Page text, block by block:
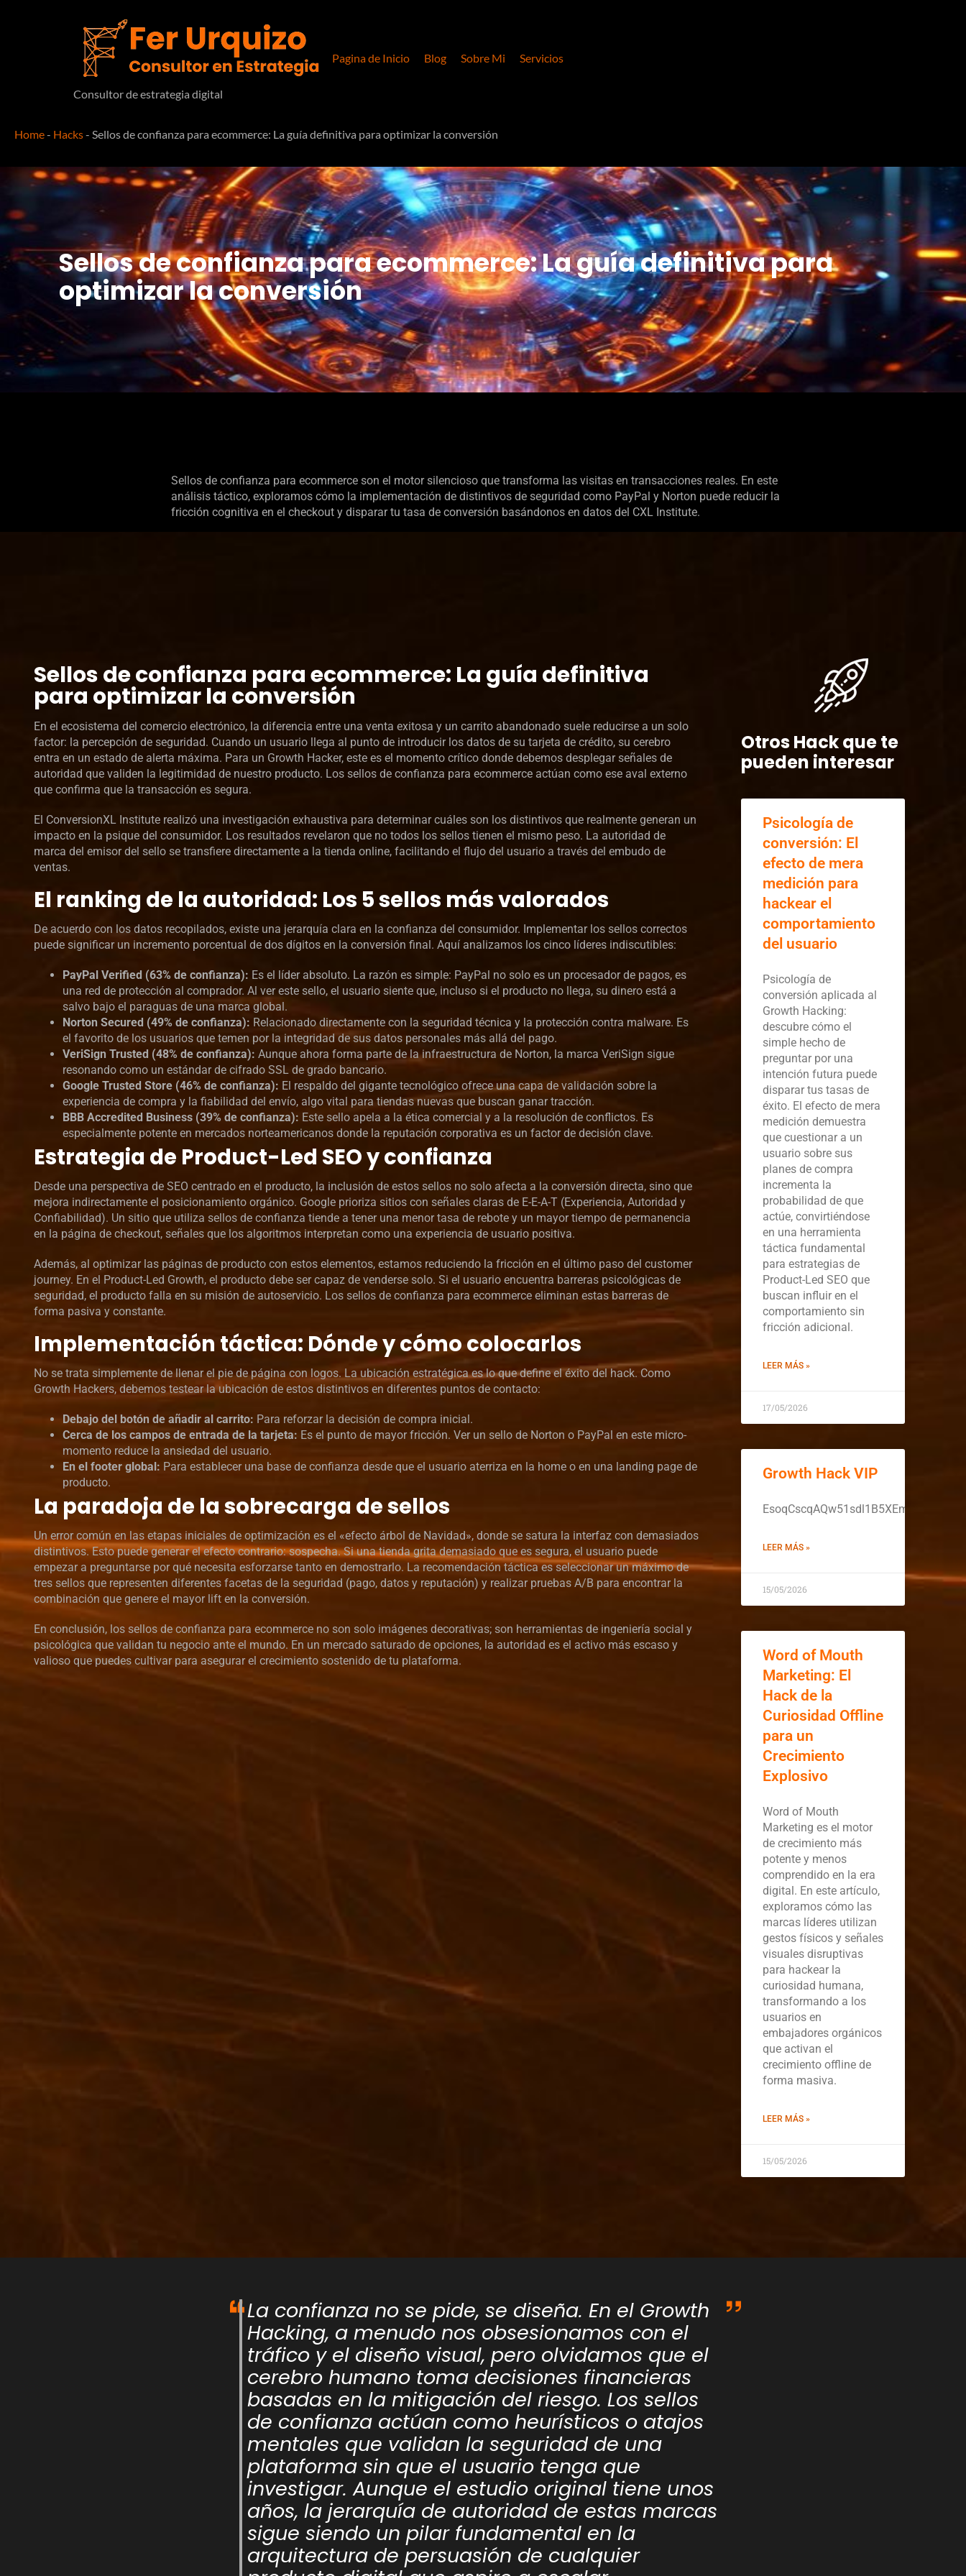
Consultor de estrategia digital
Pagina de Inicio Blog Sobre Mi Servicios
Home- Hacks- Sellos de confianza para ecommerce: La guía definitiva para optimizar la conversión
Sellos de confianza para ecommerce: La guía definitiva para
optimizar la conversión
Sellos de confianza para ecommerce son el motor silencioso que transforma las visitas en transacciones reales. En este
análisis táctico, exploramos cómo la implementación de distintivos de seguridad como PayPal y Norton puede reducir la
fricción cognitiva en el checkout y disparar tu tasa de conversión basándonos en datos del CXL Institute.
Sellos de confianza para ecommerce: La guía definitiva
para optimizar la conversión
En el ecosistema del comercio electrónico, la diferencia entre una venta exitosa y un carrito abandonado suele reducirse a un solo
factor: la percepción de seguridad. Cuando un usuario llega al punto de introducir los datos de su tarjeta de crédito, su cerebro
entra en un estado de alerta máxima. Para un Growth Hacker, este es el momento crítico donde debemos desplegar señales de
autoridad que validen la legitimidad de nuestro producto. Los sellos de confianza para ecommerce actúan como ese aval externo
que confirma que la transacción es segura.
El ConversionXL Institute realizó una investigación exhaustiva para determinar cuáles son los distintivos que realmente generan un
impacto en la psique del consumidor. Los resultados revelaron que no todos los sellos tienen el mismo peso. La autoridad de
marca del emisor del sello se transfiere directamente a la tienda online, facilitando el flujo del usuario a través del embudo de
ventas.
El ranking de la autoridad: Los 5 sellos más valorados
De acuerdo con los datos recopilados, existe una jerarquía clara en la confianza del consumidor. Implementar los sellos correctos
puede significar un incremento porcentual de dos dígitos en la conversión final. Aquí analizamos los cinco líderes indiscutibles:
PayPal Verified (63% de confianza): Es el líder absoluto. La razón es simple: PayPal no solo es un procesador de pagos, es
una red de protección al comprador. Al ver este sello, el usuario siente que, incluso si el producto no llega, su dinero está a
salvo bajo el paraguas de una marca global.
Norton Secured (49% de confianza): Relacionado directamente con la seguridad técnica y la protección contra malware. Es
el favorito de los usuarios que temen por la integridad de sus datos personales más allá del pago.
VeriSign Trusted (48% de confianza): Aunque ahora forma parte de la infraestructura de Norton, la marca VeriSign sigue
resonando como un estándar de cifrado SSL de grado bancario.
Google Trusted Store (46% de confianza): El respaldo del gigante tecnológico ofrece una capa de validación sobre la
experiencia de compra y la fiabilidad del envío, algo vital para tiendas nuevas que buscan ganar tracción.
BBB Accredited Business (39% de confianza): Este sello apela a la ética comercial y a la resolución de conflictos. Es
especialmente potente en mercados norteamericanos donde la reputación corporativa es un factor de decisión clave.
Estrategia de Product-Led SEO y confianza
Desde una perspectiva de SEO centrado en el producto, la inclusión de estos sellos no solo afecta a la conversión directa, sino que
mejora indirectamente el posicionamiento orgánico. Google prioriza sitios con señales claras de E-E-A-T (Experiencia, Autoridad y
Confiabilidad). Un sitio que utiliza sellos de confianza tiende a tener una menor tasa de rebote y un mayor tiempo de permanencia
en la página de checkout, señales que los algoritmos interpretan como una experiencia de usuario positiva.
Además, al optimizar las páginas de producto con estos elementos, estamos reduciendo la fricción en el último paso del customer
journey. En el Product-Led Growth, el producto debe ser capaz de venderse solo. Si el usuario encuentra barreras psicológicas de
seguridad, el producto falla en su misión de autoservicio. Los sellos de confianza para ecommerce eliminan estas barreras de
forma pasiva y constante.
Implementación táctica: Dónde y cómo colocarlos
No se trata simplemente de llenar el pie de página con logos. La ubicación estratégica es lo que define el éxito del hack. Como
Growth Hackers, debemos testear la ubicación de estos distintivos en diferentes puntos de contacto:
Debajo del botón de añadir al carrito: Para reforzar la decisión de compra inicial.
Cerca de los campos de entrada de la tarjeta: Es el punto de mayor fricción. Ver un sello de Norton o PayPal en este micro-
momento reduce la ansiedad del usuario.
En el footer global: Para establecer una base de confianza desde que el usuario aterriza en la home o en una landing page de
producto.
La paradoja de la sobrecarga de sellos
Un error común en las etapas iniciales de optimización es el «efecto árbol de Navidad», donde se satura la interfaz con demasiados
distintivos. Esto puede generar el efecto contrario: sospecha. Si una tienda grita demasiado que es segura, el usuario puede
empezar a preguntarse por qué necesita esforzarse tanto en demostrarlo. La recomendación táctica es seleccionar un máximo de
tres sellos que representen diferentes facetas de la seguridad (pago, datos y reputación) y realizar pruebas A/B para encontrar la
combinación que genere el mayor lift en la conversión.
En conclusión, los sellos de confianza para ecommerce no son solo imágenes decorativas; son herramientas de ingeniería social y
psicológica que validan tu negocio ante el mundo. En un mercado saturado de opciones, la autoridad es el activo más escaso y
valioso que puedes cultivar para asegurar el crecimiento sostenido de tu plataforma.
Otros Hack que te
pueden interesar
Psicología de
conversión: El
efecto de mera
medición para
hackear el
comportamiento
del usuario
Psicología de
conversión aplicada al
Growth Hacking:
descubre cómo el
simple hecho de
preguntar por una
intención futura puede
disparar tus tasas de
éxito. El efecto de mera
medición demuestra
que cuestionar a un
usuario sobre sus
planes de compra
incrementa la
probabilidad de que
actúe, convirtiéndose
en una herramienta
táctica fundamental
para estrategias de
Product-Led SEO que
buscan influir en el
comportamiento sin
fricción adicional.
LEER MÁS »
17/05/2026
Growth Hack VIP
LEER MÁS »
15/05/2026
Word of Mouth
Marketing: El
Hack de la
Curiosidad Offline
para un
Crecimiento
Explosivo
Word of Mouth
Marketing es el motor
de crecimiento más
potente y menos
comprendido en la era
digital. En este artículo,
exploramos cómo las
marcas líderes utilizan
gestos físicos y señales
visuales disruptivas
para hackear la
curiosidad humana,
transformando a los
usuarios en
embajadores orgánicos
que activan el
crecimiento offline de
forma masiva.
LEER MÁS »
15/05/2026
La confianza no se pide, se diseña. En el Growth
Hacking, a menudo nos obsesionamos con el
tráfico y el diseño visual, pero olvidamos que el
cerebro humano toma decisiones financieras
basadas en la mitigación del riesgo. Los sellos
de confianza actúan como heurísticos o atajos
mentales que validan la seguridad de una
plataforma sin que el usuario tenga que
investigar. Aunque el estudio original tiene unos
años, la jerarquía de autoridad de estas marcas
sigue siendo un pilar fundamental en la
arquitectura de persuasión de cualquier